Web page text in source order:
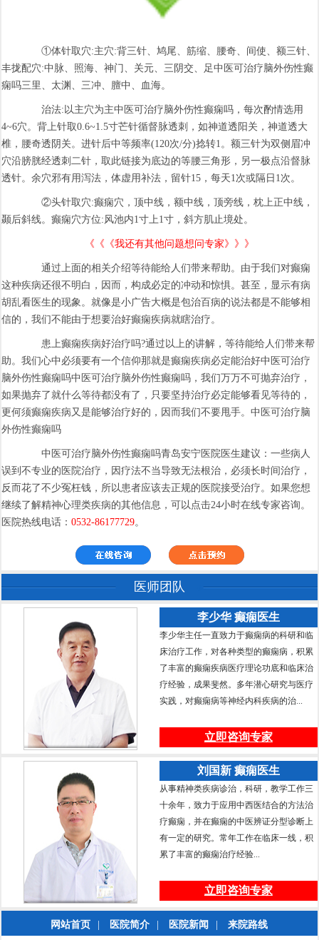
①体针取穴:主穴:背三针、鸠尾、筋缩、腰奇、间使、额三针、
丰拢配穴:中脉、照海、神门、关元、三阴交、足中医可治疗脑外伤性癫
痫吗三里、太渊、三冲、膻中、血海。
治法:以主穴为主中医可治疗脑外伤性癫痫吗，每次酌情选用
4~6穴。背上针取0.6~1.5寸芒针循督脉透刺，如神道透阳关，神道透大
椎，腰奇透阴关。进针后中等频率(120次/分)捻转1。额三针为双侧眉冲
穴沿膀胱经透刺二针，取此链接为底边的等腰三角形，另一极点沿督脉
透针。余穴邪有用泻法，体虚用补法，留针15，每天1次或隔日1次。
②头针取穴:癫痫穴，顶中线，额中线，顶旁线，枕上正中线，
颞后斜线。癫痫穴方位:风池内1寸上1寸，斜方肌止境处。
《《《我还有其他问题想问专家》》》
通过上面的相关介绍等待能给人们带来帮助。由于我们对癫痫
这种疾病还很不明白，因而，构成必定的冲动和惊惧。甚至，显示有病
胡乱看医生的现象。就像是小广告大概是包治百病的说法都是不能够相
信的，我们不能由于想要治好癫痫疾病就瞎治疗。
患上癫痫疾病好治疗吗?通过以上的讲解，等待能给人们带来帮
助。我们心中必须要有一个信仰那就是癫痫疾病必定能治好中医可治疗
脑外伤性癫痫吗中医可治疗脑外伤性癫痫吗，我们万万不可抛弃治疗，
如果抛弃了就什么等待都没有了，只要坚持治疗必定能够看见等待的，
更何须癫痫疾病又是能够治疗好的，因而我们不要甩手。中医可治疗脑
外伤性癫痫吗
中医可治疗脑外伤性癫痫吗青岛安宁医院医生建议：一些病人
误到不专业的医院治疗，因疗法不当导致无法根治，必须长时间治疗，
反而花了不少冤枉钱，所以患者应该去正规的医院接受治疗。如果您想
继续了解精神心理类疾病的其他信息，可以点击24小时在线专家咨询。
医院热线电话：0532-86177729。
医师团队
李少华 癫痫医生
李少华主任一直致力于癫痫病的科研和临
床治疗工作，对各种类型的癫痫病，积累
了丰富的癫痫疾病医疗理论功底和临床治
疗经验，成果斐然。多年潜心研究与医疗
实践，对癫痫病等神经内科疾病的治...
立即咨询专家
刘国新 癫痫医生
从事精神类疾病诊治，科研，教学工作三
十余年，致力于应用中西医结合的方法治
疗癫痫，并在癫痫的中医辨证分型诊断上
有一定的研究。常年工作在临床一线，积
累了丰富的癫痫治疗经验...
立即咨询专家
网站首页 医院简介 医院新闻 来院路线